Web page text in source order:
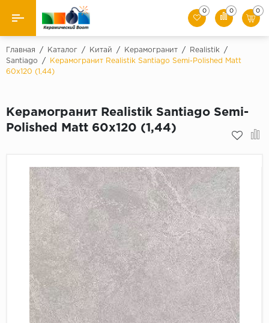
Назад
Производители
Керамогранит
Искусственный камень
Клинкер
0 0 0
Главная / Каталог / Китай / Керамогранит / Realistik
/
Santiago
/
Керамогранит Realistik Santiago Semi-Polished Matt
60x120 (1,44)
Керамогранит Realistik Santiago Semi-
Polished Matt 60x120 (1,44)